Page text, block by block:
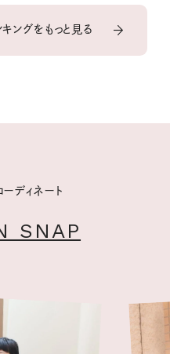
キングをもっと見る
ディネート
SNAP